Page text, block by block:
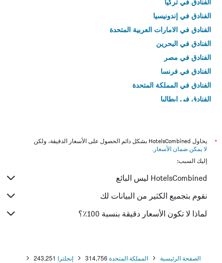
الفنادق في إندونيسيا
الفنادق في الامارات العربية المتحدة
الفنادق في البحرين
الفنادق في مصر
الفنادق في فرنسا
الفنادق في المملكة المتحدة
الفنادق في إيطاليا
*
يحاول HotelsCombined بشكل دائم الحصول على الأسعار الدقيقة، ولكن
لا يمكن ضمان الأسعار .
إليك السبب:
HotelsCombined ليس البائع
نقوم بتجميع الكثير من البيانات لك
لماذا لا تكون الأسعار دقيقة بنسبة 100٪؟
الصفحة الرئيسية المملكة المتحدة 314,756 إنجلترا 243,251